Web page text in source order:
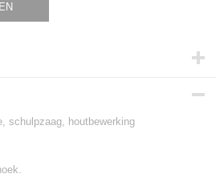
schulpzaag, houtbewerking